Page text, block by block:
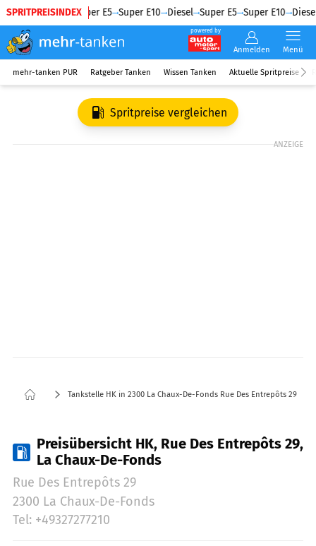
SPRITPREISINDEX
Diesel Super E5 Super E10 Diesel Super E5 Super E10 Diesel
powered by
Anmelden Menü
mehr-tanken PUR Ratgeber Tanken Wissen Tanken Aktuelle Spritpreise
Spritpreise vergleichen
ANZEIGE
Tankstelle HK in 2300 La Chaux-De-Fonds Rue Des Entrepôts 29
Preisübersicht HK, Rue Des Entrepôts 29,
La Chaux-De-Fonds
Rue Des Entrepôts 29
2300 La Chaux-De-Fonds
Tel: +49327277210